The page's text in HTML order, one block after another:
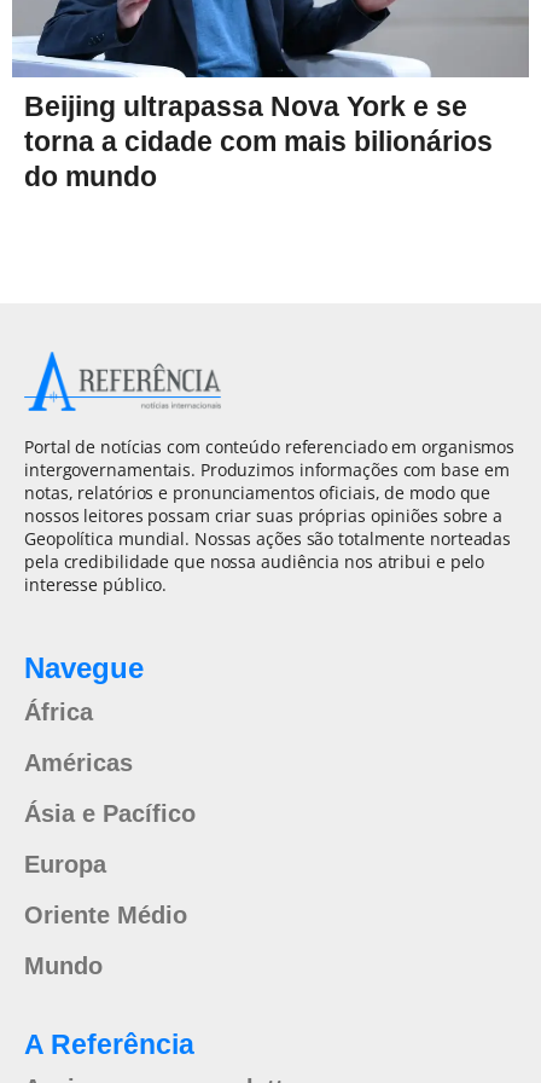
Beijing ultrapassa Nova York e se
torna a cidade com mais bilionários
do mundo
Portal de notícias com conteúdo referenciado em organismos
intergovernamentais. Produzimos informações com base em
notas, relatórios e pronunciamentos oficiais, de modo que
nossos leitores possam criar suas próprias opiniões sobre a
Geopolítica mundial. Nossas ações são totalmente norteadas
pela credibilidade que nossa audiência nos atribui e pelo
interesse público.
Navegue
África
Américas
Ásia e Pacífico
Europa
Oriente Médio
Mundo
A Referência